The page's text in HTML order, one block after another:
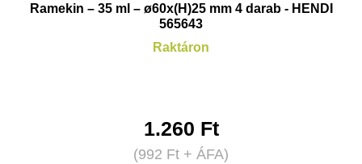
Ramekin – 35 ml – ø60x(H)25 mm 4 darab - HENDI
565643
Raktáron
1.260 Ft
(992 Ft + ÁFA)